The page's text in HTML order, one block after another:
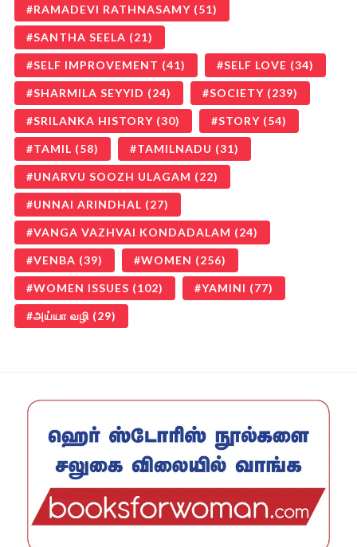
RAMADEVI RATHNASAMY (51)
SANTHA SEELA (21)
SELF IMPROVEMENT (41) SELF LOVE (34)
SHARMILA SEYYID (24) SOCIETY (239)
SRILANKA HISTORY (30) STORY (54)
TAMIL (58) TAMILNADU (31)
UNARVU SOOZH ULAGAM (22)
UNNAI ARINDHAL (27)
VANGA VAZHVAI KONDADALAM (24)
VENBA (39) WOMEN (256)
WOMEN ISSUES (102) YAMINI (77)
அய்யா வழி (29)